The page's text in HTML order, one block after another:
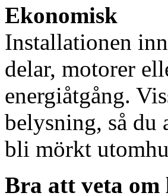
Ekonomisk
Installationen
delar, motorer
energiåtgång.
belysning, så du
bli mörkt
Bra att veta